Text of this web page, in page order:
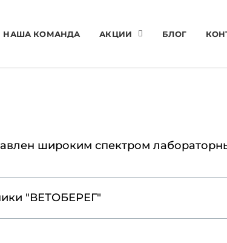
НАША КОМАНДА АКЦИИ БЛОГ
широким спектром
"ВЕТОБЕРЕГ"